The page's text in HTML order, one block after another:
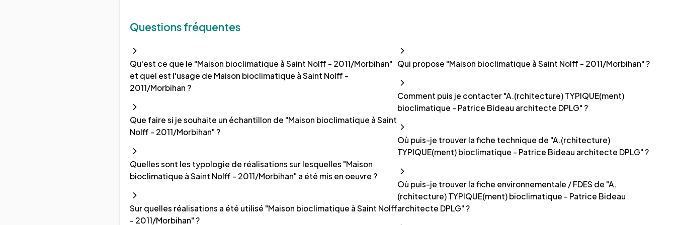
Questions fréquentes
Qu'est ce que le "Maison bioclimatique à Saint Nolff - 2011/Morbihan"
et quel est l'usage de Maison bioclimatique à Saint Nolff -
2011/Morbihan ?
Que faire si je souhaite un échantillon de "Maison bioclimatique à Saint
Nolff - 2011/Morbihan" ?
Quelles sont les typologie de réalisations sur lesquelles "Maison
bioclimatique à Saint Nolff - 2011/Morbihan" a été mis en oeuvre ?
Sur quelles réalisations a été utilisé "Maison bioclimatique à Saint Nolff
- 2011/Morbihan" ?
Qui propose "Maison bioclimatique à Saint Nolff - 2011/Morbihan" ?
Comment puis je contacter "A.(rchitecture) TYPIQUE(ment)
bioclimatique - Patrice Bideau architecte DPLG" ?
Où puis-je trouver la fiche technique de "A.(rchitecture)
TYPIQUE(ment) bioclimatique - Patrice Bideau architecte DPLG" ?
Où puis-je trouver la fiche environnementale / FDES de "A.
(rchitecture) TYPIQUE(ment) bioclimatique - Patrice Bideau
architecte DPLG" ?